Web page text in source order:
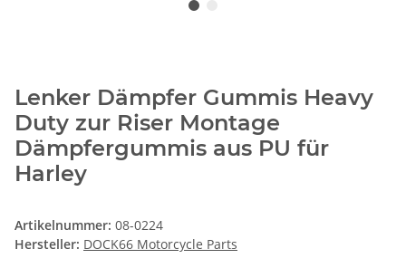
Lenker Dämpfer Gummis Heavy
Duty zur Riser Montage
Dämpfergummis aus PU für
Harley
Artikelnummer: 08-0224
Hersteller: DOCK66 Motorcycle Parts